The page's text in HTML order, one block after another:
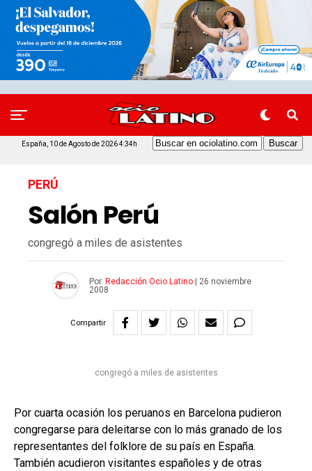
España, 10 de Agosto de 2026 4:34h
PERÚ
Salón Perú
congregó a miles de asistentes
Por Redacción Ocio Latino
26 noviembre
2008
Compartir
congregó a miles de asistentes
Por cuarta ocasión los peruanos en Barcelona pudieron
congregarse para deleitarse con lo más granado de los
representantes del folklore de su país en España.
También acudieron visitantes españoles y de otras